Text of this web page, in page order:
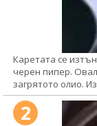
Каретата се
черен пипер.
загрятото олио.
2